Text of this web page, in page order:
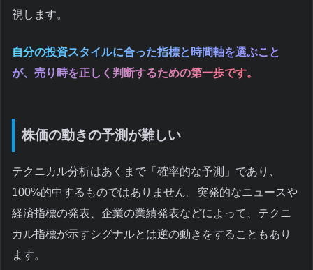
視します。
自分の投資スタイルに合った指標と時間軸を選ぶこと
が、売り時を正しく判断するための第一歩です。
株価の動きの予測が難しい
テクニカル分析はあくまで「確率的な予測」であり、
100%的中するものではありません。突発的なニュースや
経済指標の発表、企業の業績発表などによって、テクニ
カル指標が示すシグナルとは逆の動きをすることもあり
ます。